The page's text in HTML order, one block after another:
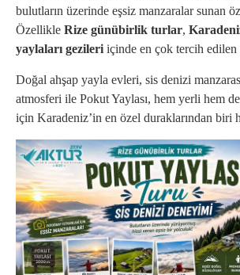
bulutların üzerinde eşsiz manzaralar sunan
Özellikle Rize günübirlik turlar,
yaylaları gezileri içinde en çok tercih
Doğal ahşap yayla evleri, sis denizi
atmosferi ile Pokut Yaylası, hem yerli hem
için Karadeniz’in en özel duraklarından biri